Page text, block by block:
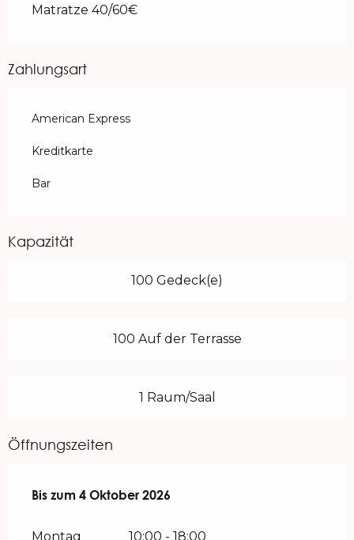
Matratze 40/60€
Zahlungsart
American Express
Kreditkarte
Bar
Kapazität
100 Gedeck(e)
100 Auf der Terrasse
1 Raum/Saal
Öffnungszeiten
vom21 Mai 2026bis zum
Bis zum 4 Oktober 2026
Montag 10:00 - 18:00